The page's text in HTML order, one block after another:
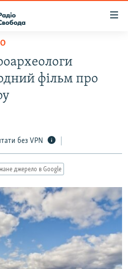
фільм про
без VPN
джерело в Google